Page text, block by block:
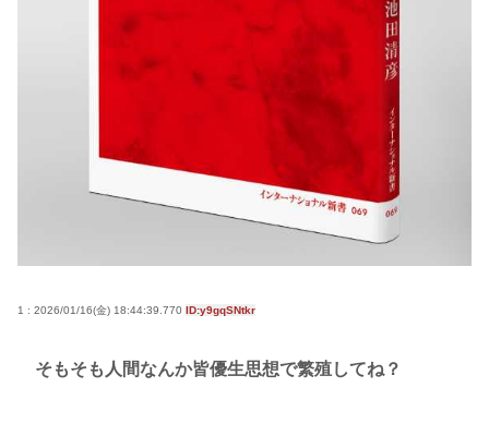
ポケカ資産が100万円超えた男の子www
【高市動画】こういうオスガキってどうやったら産
Powered by livedoor 相互RSS
1 : 2026/01/16(金) 18:44:39.770 ID:y9gqSNtkr
そもそも人間なんか皆優生思想で繁殖してね？